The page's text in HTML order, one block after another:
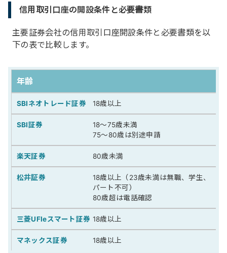
信用取引口座の開設条件と必要書類
主要証券会社の信用取引口座開設条件と必要書類を以
下の表で比較します。
年齢
18歳以上
18～75歳未満
75～80歳は別途申請
80歳未満
18歳以上（23歳未満は無職、学生、
パート不可）
80歳超は電話確認
18歳以上
18歳以上